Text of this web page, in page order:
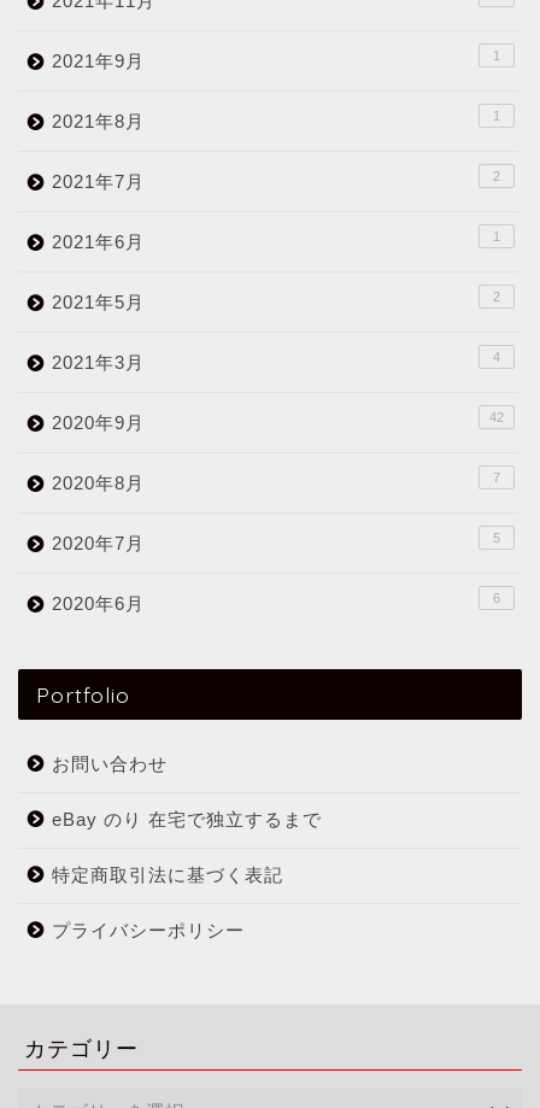
2021年9月 1
2021年8月 1
2021年7月 2
2021年6月 1
2021年5月 2
2021年3月 4
2020年9月 42
2020年8月 7
2020年7月 5
2020年6月 6
Portfolio
お問い合わせ
eBay のり 在宅で独立するまで
特定商取引法に基づく表記
プライバシーポリシー
カテゴリー